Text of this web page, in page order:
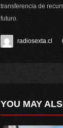
transferencia de
futuro.
radiosexta.cl
YOU MAY